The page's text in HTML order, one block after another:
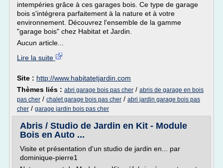
intempéries grâce à ces garages bois. Ce type de garage
bois s'intégrera parfaitement à la nature et à votre
environnement. Découvrez l'ensemble de la gamme
"garage bois" chez Habitat et Jardin.
Aucun article...
Lire la suite
Site : http://www.habitatetjardin.com
Thèmes liés : abri garage bois pas cher / abris de garage en bois
pas cher / chalet garage bois pas cher / abri jardin garage bois pas
cher / garage jardin bois pas cher
Abris / Studio de Jardin en Kit - Module
Bois en Auto ...
Visite et présentation d'un studio de jardin en... par
dominique-pierre1